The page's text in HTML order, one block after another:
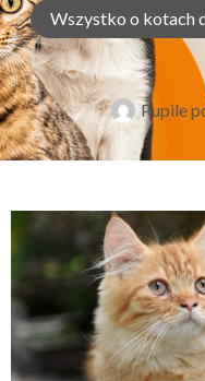
Wszystko o kotach
Pupile